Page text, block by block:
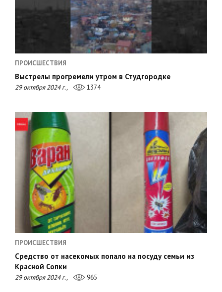
ПРОИСШЕСТВИЯ
Выстрелы прогремели утром в Студгородке
29 октября 2024 г., 1374
ПРОИСШЕСТВИЯ
Средство от насекомых попало на посуду семьи из
Красной Сопки
29 октября 2024 г., 965